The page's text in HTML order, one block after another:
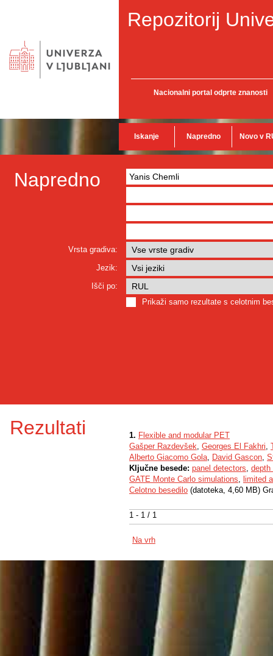
Repozitorij
Nacionalni portal odprte znanosti
Iskanje Napredno Novo v
Napredno
Vrsta gradiva:
Jezik:
Išči po:
Prikaži samo rezultate s celotnim
Rezultati
1 - 1 / 1
1. Flexible and modular PET
Gašper Razdevšek, Georges El Fakhri,
Alberto Giacomo Gola, David Gascon,
Ključne besede: panel detectors, depth
GATE Monte Carlo simulations, limited
Celotno besedilo (datoteka, 4,60 MB)
Na vrh